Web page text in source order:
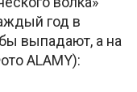
год в
выпадают, а на
ALAMY):